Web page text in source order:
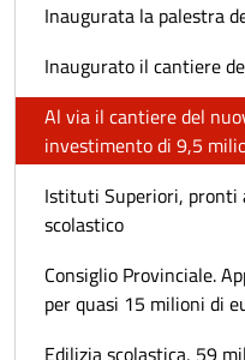
Inaugurata la palestra
Inaugurato il cantiere
Al via il cantiere del
investimento di 9,5
Istituti Superiori, pronti
scolastico
Consiglio Provinciale.
per quasi 15 milioni di
Edilizia scolastica, 59